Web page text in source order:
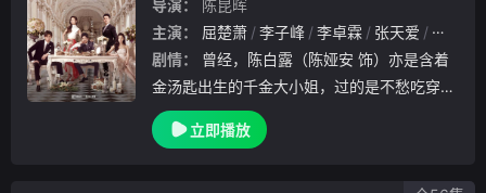
导演：
陈昆晖
主演：
屈楚萧 李子峰 李卓霖 张天爱 谭凯
剧情：
金汤匙出生的千金大小姐，过的是不愁吃穿，
随心所欲的自在生活。然而，十二岁那一年，
一场意外令陈白露失去了所有，她不得不开始
立即播放